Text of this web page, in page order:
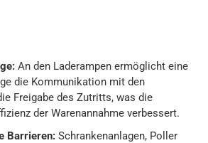
An den Laderampen ermöglicht eine
die Kommunikation mit den
Freigabe des Zutritts, was die
der Warenannahme verbessert.
Barrieren: Schrankenanlagen, Poller